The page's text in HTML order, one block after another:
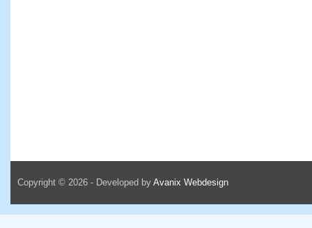
Copyright © 2026 - Developed by Avanix Webdesign